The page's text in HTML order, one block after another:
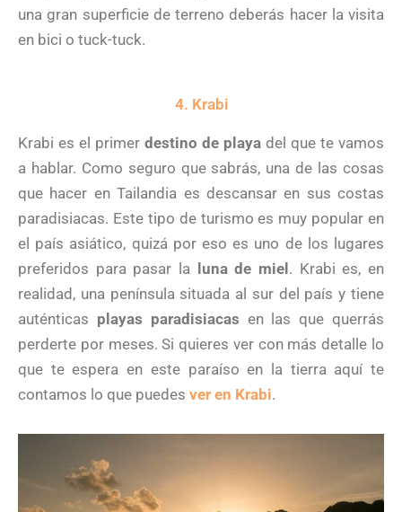
una gran superficie de terreno deberás hacer la visita
en bici o tuck-tuck.
4. Krabi
Krabi es el primer destino de playa del que te vamos
a hablar. Como seguro que sabrás, una de las cosas
que hacer en Tailandia es descansar en sus costas
paradisiacas. Este tipo de turismo es muy popular en
el país asiático, quizá por eso es uno de los lugares
preferidos para pasar la luna de miel. Krabi es, en
realidad, una península situada al sur del país y tiene
auténticas playas paradisiacas en las que querrás
perderte por meses. Si quieres ver con más detalle lo
que te espera en este paraíso en la tierra aquí te
contamos lo que puedes ver en Krabi.